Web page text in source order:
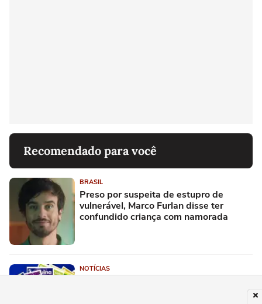
Recomendado para você
BRASIL
Preso por suspeita de estupro de
vulnerável, Marco Furlan disse ter
confundido criança com namorada
NOTÍCIAS